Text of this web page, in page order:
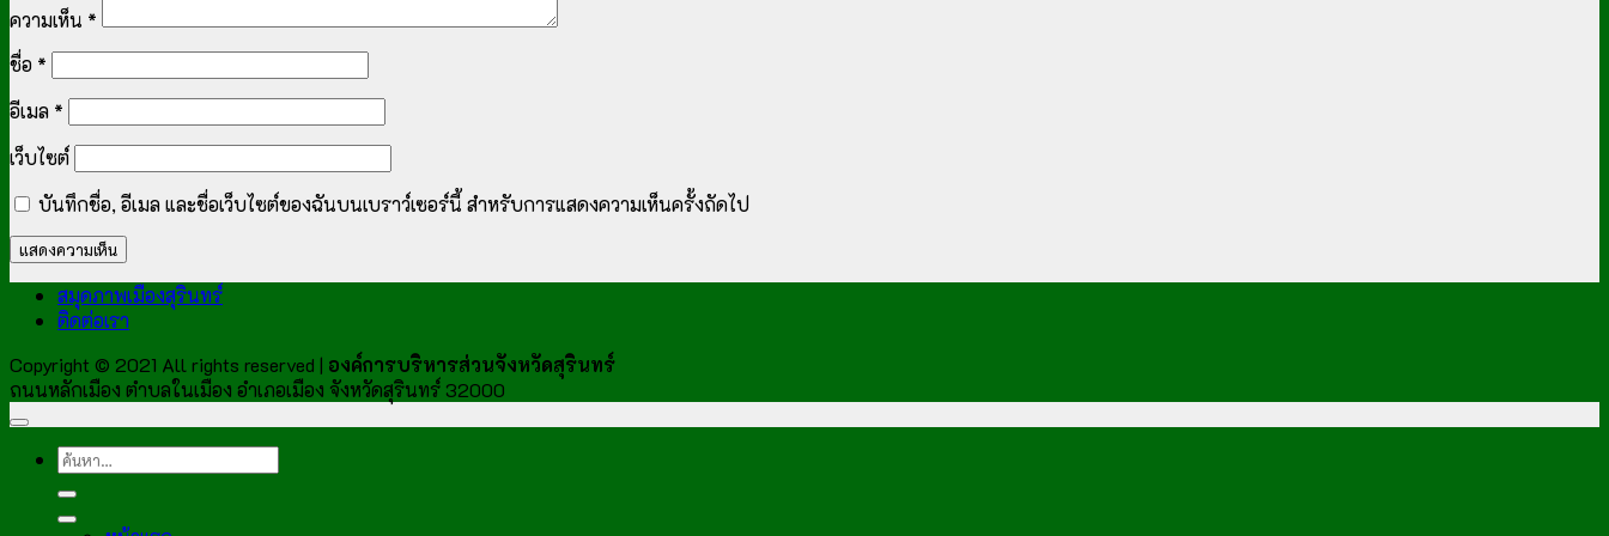
ความเห็น *
ชื่อ *
อีเมล *
เว็บไซต์
บันทึกชื่อ, อีเมล และชื่อเว็บไซต์ของฉันบนเบราว์เซอร์นี้ สำหรับการแสดงความเห็นครั้งถัดไป
สมุดภาพเมืองสุรินทร์
ติดต่อเรา
Copyright © 2021 All rights reserved | องค์การบริหารส่วนจังหวัดสุรินทร์
ถนนหลักเมือง ตำบลในเมือง อำเภอเมือง จังหวัดสุรินทร์ 32000